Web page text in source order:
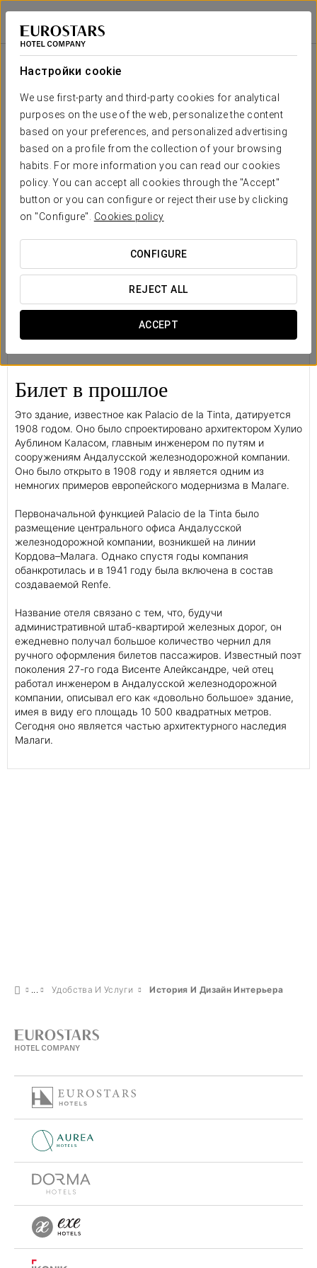
Настройки cookie
We use first-party and third-party cookies for analytical
purposes on the use of the web, personalize the content
based on your preferences, and personalized advertising
based on a profile from the collection of your browsing
habits. For more information you can read our cookies
policy. You can accept all cookies through the "Accept"
button or you can configure or reject their use by clicking
on "Configure". Cookies policy
CONFIGURE
REJECT ALL
ACCEPT
Áurea Palacio de la Tinta
МАЛАГА
История и дизайн интерьера
одном из самых уникальных зданий Малаги,
переосмысливая её через современный взгляд. Его
железнодорожное прошлое, модернистская архитектура
и художественное вдохновение Пикассо сосуществуют в
отеле с яркой индивидуальностью.
Билет в прошлое
Это здание, известное как Palacio de la Tinta, датируется
1908 годом. Оно было спроектировано архитектором Хулио
Аублином Каласом, главным инженером по путям и
сооружениям Андалусской железнодорожной компании.
Оно было открыто в 1908 году и является одним из
немногих примеров европейского модернизма в Малаге.
Первоначальной функцией Palacio de la Tinta было
размещение центрального офиса Андалусской
железнодорожной компании, возникшей на линии
Кордова–Малага. Однако спустя годы компания
обанкротилась и в 1941 году была включена в состав
создаваемой Renfe.
Название отеля связано с тем, что, будучи
административной штаб-квартирой железных дорог, он
ежедневно получал большое количество чернил для
ручного оформления билетов пассажиров. Известный поэт
поколения 27-го года Висенте Алейксандре, чей отец
работал инженером в Андалусской железнодорожной
компании, описывал его как «довольно большое» здание,
имея в виду его площадь 10 500 квадратных метров.
Сегодня оно является частью архитектурного наследия
Малаги.
Удобства И Услуги История И Дизайн Интерьера